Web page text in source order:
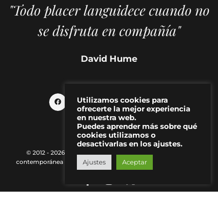
"Todo placer languidece cuando no
se disfruta en compañía"
David Hume
© 2012 - 2026 MAKMA | Revista de artes visuales y cultura
contemporánea |
Política de Privacidad|Aviso Legal
Utilizamos cookies para
ofrecerte la mejor experiencia
en nuestra web.
Puedes aprender más sobre qué
cookies utilizamos o
desactivarlas en los ajustes.
Ajustes Aceptar